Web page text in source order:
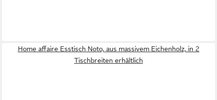
Home affaire Esstisch Noto, aus massivem Eichenholz, in 2
Tischbreiten erhältlich